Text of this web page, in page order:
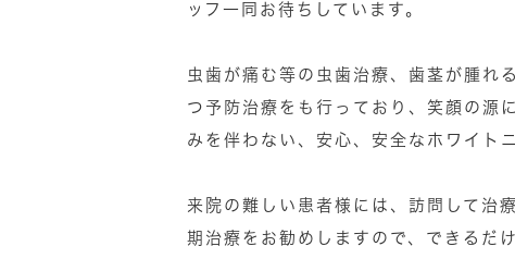
ッフ一同お待ちしています。
虫歯が痛む等の虫歯治療、歯茎が腫れ
つ予防治療をも行っており、笑顔の源
みを伴わない、安心、安全なホワイト
来院の難しい患者様には、訪問して治
期治療をお勧めしますので、できるだ